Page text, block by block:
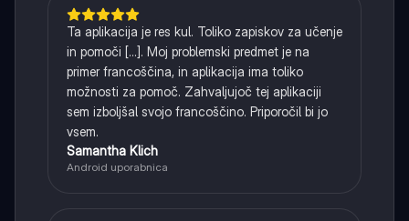
Ta aplikacija je res kul. Toliko zapiskov za učenje
in pomoči [...]. Moj problemski predmet je na
primer francoščina, in aplikacija ima toliko
možnosti za pomoč. Zahvaljujoč tej aplikaciji
sem izboljšal svojo francoščino. Priporočil bi jo
vsem.
Samantha Klich
Android uporabnica